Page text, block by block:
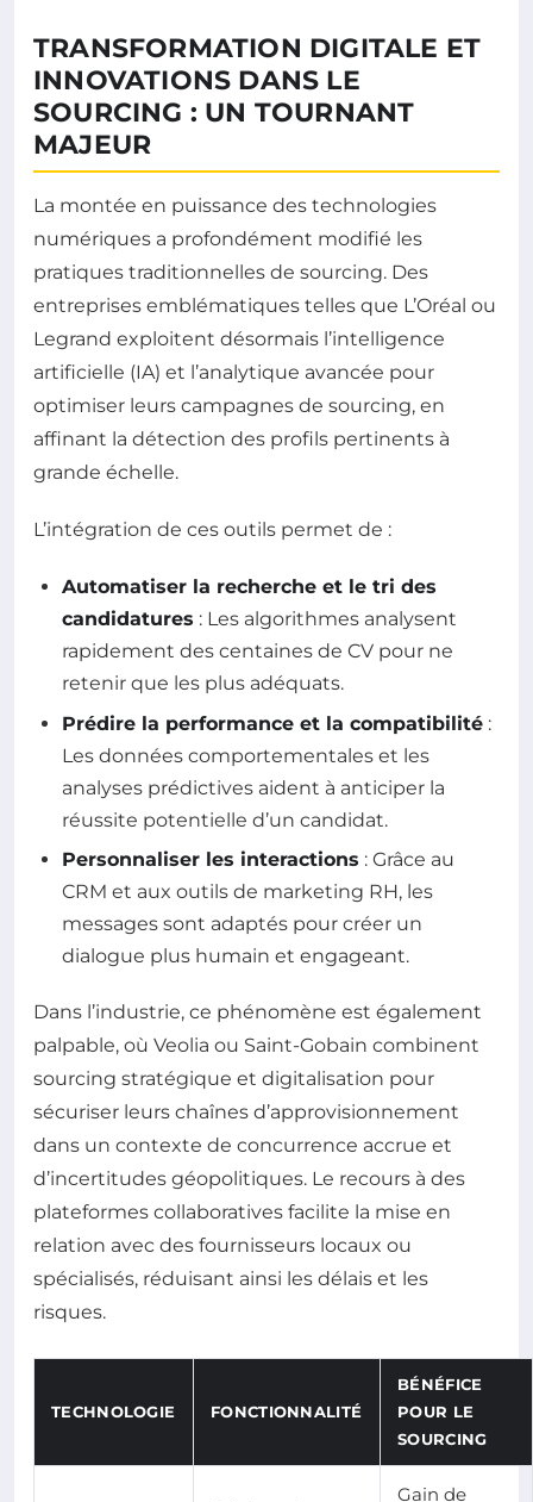
TRANSFORMATION DIGITALE ET
INNOVATIONS DANS LE
SOURCING : UN TOURNANT
MAJEUR
La montée en puissance des technologies
numériques a profondément modifié les
pratiques traditionnelles de sourcing. Des
entreprises emblématiques telles que L’Oréal ou
Legrand exploitent désormais l’intelligence
artificielle (IA) et l’analytique avancée pour
optimiser leurs campagnes de sourcing, en
affinant la détection des profils pertinents à
grande échelle.
L’intégration de ces outils permet de :
Automatiser la recherche et le tri des
candidatures : Les algorithmes analysent
rapidement des centaines de CV pour ne
retenir que les plus adéquats.
Prédire la performance et la compatibilité :
Les données comportementales et les
analyses prédictives aident à anticiper la
réussite potentielle d’un candidat.
Personnaliser les interactions : Grâce au
CRM et aux outils de marketing RH, les
messages sont adaptés pour créer un
dialogue plus humain et engageant.
Dans l’industrie, ce phénomène est également
palpable, où Veolia ou Saint-Gobain combinent
sourcing stratégique et digitalisation pour
sécuriser leurs chaînes d’approvisionnement
dans un contexte de concurrence accrue et
d’incertitudes géopolitiques. Le recours à des
plateformes collaboratives facilite la mise en
relation avec des fournisseurs locaux ou
spécialisés, réduisant ainsi les délais et les
risques.
TECHNOLOGIE FONCTIONNALITÉ
BÉNÉFICE
POUR LE
SOURCING
Gain de